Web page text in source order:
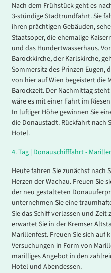
Nach dem Frühstück geht es
3-stündige Stadtrundfahrt. Sie
ihren prächtigen Gebäuden,
Staatsoper, die ehemalige
und das Hundertwasserhaus.
Barockkirche, der Karlskirche,
Sommersitz des Prinzen Eugen,
von hier auf Wien begeistert die
Barockzeit. Der Nachmittag
wäre es mit einer Fahrt im
In luftiger Höhe gewinnen Sie
die Donaustadt. Rückfahrt nach
Hotel.
4.Tag | Donauschifffahrt -
Heute fahren Sie zunächst nach
Herzen der Wachau. Freuen Sie
der neu gestalteten
unternehmen Sie eine
Sie das Schiff verlassen und
erwartet Sie in der Kremser
Marillenfest. Freuen Sie sich auf
Versuchungen in Form von
marilliges Angebot in den
Hotel und Abendessen.